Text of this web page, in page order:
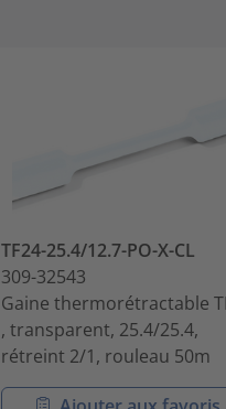
TF24-25.4/12.7-PO-X-CL
309-32543
Gaine thermorétractable
, transparent, 25.4/25.4,
rétreint 2/1, rouleau 50m